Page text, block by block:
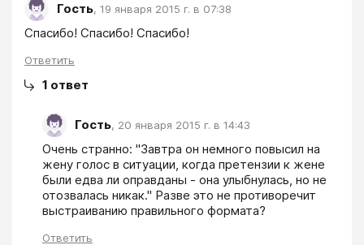
Гость, 19 января 2015 г. в 07:38
Спасибо! Спасибо! Спасибо!
Ответить
1 ответ
Гость, 20 января 2015 г. в 14:43
Очень странно: "Завтра он немного повысил на
жену голос в ситуации, когда претензии к жене
были едва ли оправданы - она улыбнулась, но не
отозвалась никак." Разве это не противоречит
выстраиванию правильного формата?
Ответить